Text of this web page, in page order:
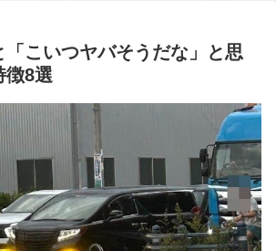
「こいつヤバそうだな」と思
徴8選